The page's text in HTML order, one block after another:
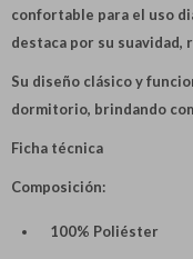
confortable para el uso
destaca por su
Su diseño clásico y
dormitorio, brindando
Ficha técnica
Composición:
100% Poliéster